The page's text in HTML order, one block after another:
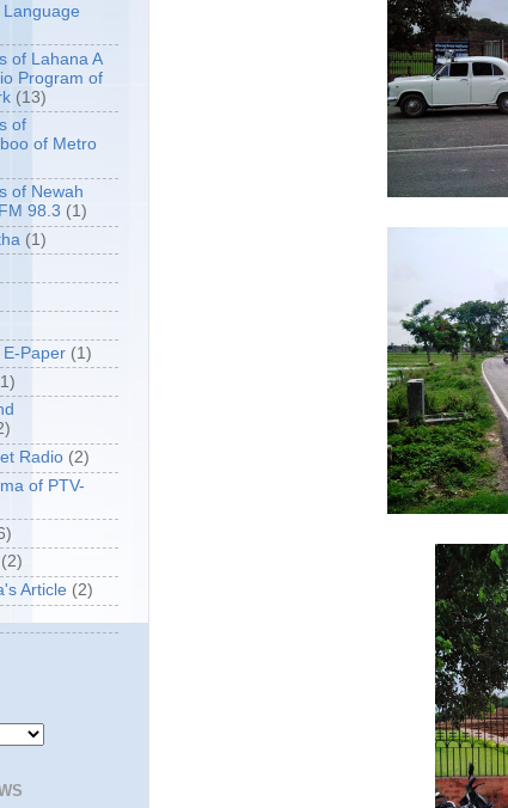
of Lahana A
Program of
(13)
of
of Metro
of Newah
98.3 (1)
(1)
E-Paper (1)
Radio (2)
of PTV-
(2)
Article (2)